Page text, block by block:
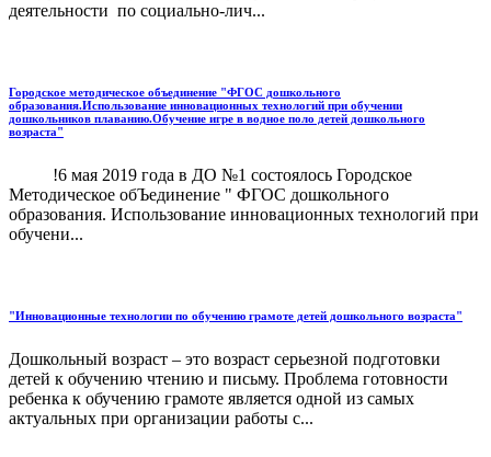
деятельности по социально-лич...
Городское методическое объединение "ФГОС дошкольного
образования.Использование инновационных технологий при обучении
дошкольников плаванию.Обучение игре в водное поло детей дошкольного
возраста"
!6 мая 2019 года в ДО №1 состоялось Городское
Методическое обЪединение " ФГОС дошкольного
образования. Использование инновационных технологий при
обучени...
"Инновационные технологии по обучению грамоте детей дошкольного возраста"
Дошкольный возраст – это возраст серьезной подготовки
детей к обучению чтению и письму. Проблема готовности
ребенка к обучению грамоте является одной из самых
актуальных при организации работы с...